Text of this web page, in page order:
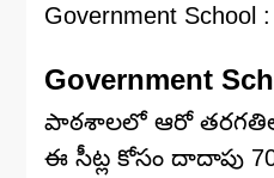
Government
Government
పాఠశాలలో ఆరో తరగతిలో
ఈ సీట్ల కోసం దాదాపు